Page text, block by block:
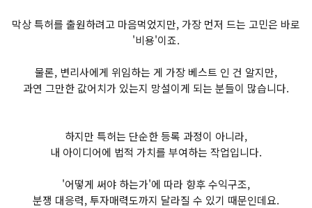
막상 특허를 출원하려고 마음먹었지만, 가장 먼저 드는 고민은 바로
'비용'이죠.
물론, 변리사에게 위임하는 게 가장 베스트 인 건 알지만,
과연 그만한 값어치가 있는지 망설이게 되는 분들이 많습니다.
하지만 특허는 단순한 등록 과정이 아니라,
내 아이디어에 법적 가치를 부여하는 작업입니다.
'어떻게 써야 하는가'에 따라 향후 수익구조,
분쟁 대응력, 투자매력도까지 달라질 수 있기 때문인데요.